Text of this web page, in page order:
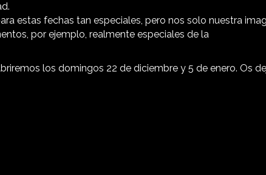
estas fechas tan especiales, pero nos solo nuestra
por ejemplo, realmente especiales de la
los domingos 22 de diciembre y 5 de enero. Os